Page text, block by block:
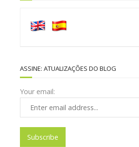
ASSINE: ATUALIZAÇÕES DO BLOG
Your email: